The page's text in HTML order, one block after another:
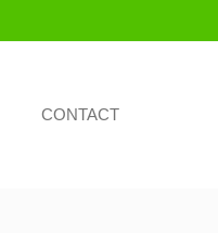
CONTACT